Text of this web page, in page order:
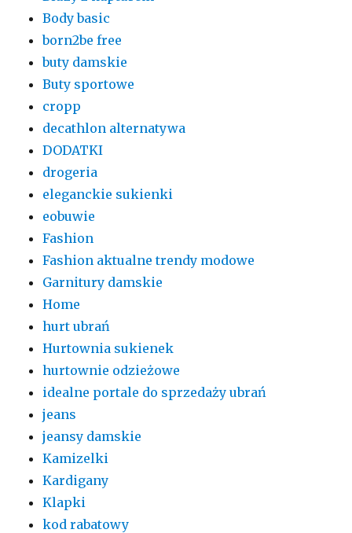
Body basic
born2be free
buty damskie
Buty sportowe
cropp
decathlon alternatywa
DODATKI
drogeria
eleganckie sukienki
eobuwie
Fashion
Fashion aktualne trendy modowe
Garnitury damskie
Home
hurt ubrań
Hurtownia sukienek
hurtownie odzieżowe
idealne portale do sprzedaży ubrań
jeans
jeansy damskie
Kamizelki
Kardigany
Klapki
kod rabatowy